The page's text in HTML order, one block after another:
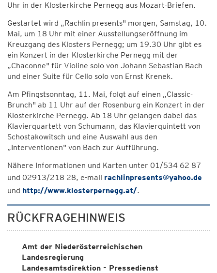
Uhr in der Klosterkirche Pernegg aus Mozart-Briefen.
Gestartet wird „Rachlin presents" morgen, Samstag, 10.
Mai, um 18 Uhr mit einer Ausstellungseröffnung im
Kreuzgang des Klosters Pernegg; um 19.30 Uhr gibt es
ein Konzert in der Klosterkirche Pernegg mit der
„Chaconne" für Violine solo von Johann Sebastian Bach
und einer Suite für Cello solo von Ernst Krenek.
Am Pfingstsonntag, 11. Mai, folgt auf einen „Classic-
Brunch" ab 11 Uhr auf der Rosenburg ein Konzert in der
Klosterkirche Pernegg. Ab 18 Uhr gelangen dabei das
Klavierquartett von Schumann, das Klavierquintett von
Schostakowitsch und eine Auswahl aus den
„Interventionen" von Bach zur Aufführung.
Nähere Informationen und Karten unter 01/534 62 87
und 02913/218 28, e-mail rachlinpresents@yahoo.de
und http://www.klosterpernegg.at/.
RÜCKFRAGEHINWEIS
Amt der Niederösterreichischen
Landesregierung
Landesamtsdirektion - Pressedienst